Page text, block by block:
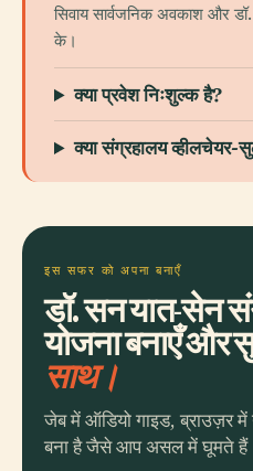
सिवाय सार्वजनिक अवकाश और
के।
क्या प्रवेश निःशुल्क है?
क्या संग्रहालय व्हीलचेयर-
इस सफर को अपना बनाएँ
डॉ. सन यात-सेन
योजना बनाएँ और
साथ।
जेब में ऑडियो गाइड, ब्राउज़र में
बना है जैसे आप असल में घूमते